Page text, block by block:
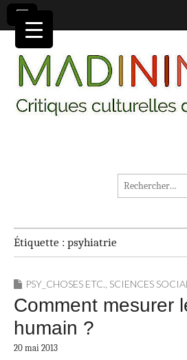
Rechercher :
Étiquette : psyhiatrie
PSY_CHOSES ETC., SCIENCES
Comment mesurer
humain ?
20 mai 2013